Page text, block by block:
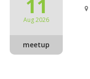
11
Aug 2026
meetup